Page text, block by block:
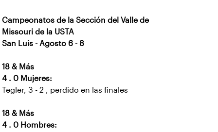
Campeonatos de la Sección del Valle de
Missouri de la USTA
San Luis - Agosto 6 - 8
18 & Más
4 . 0 Mujeres:
Tegler, 3 - 2 , perdido en las finales
18 & Más
4 . 0 Hombres: